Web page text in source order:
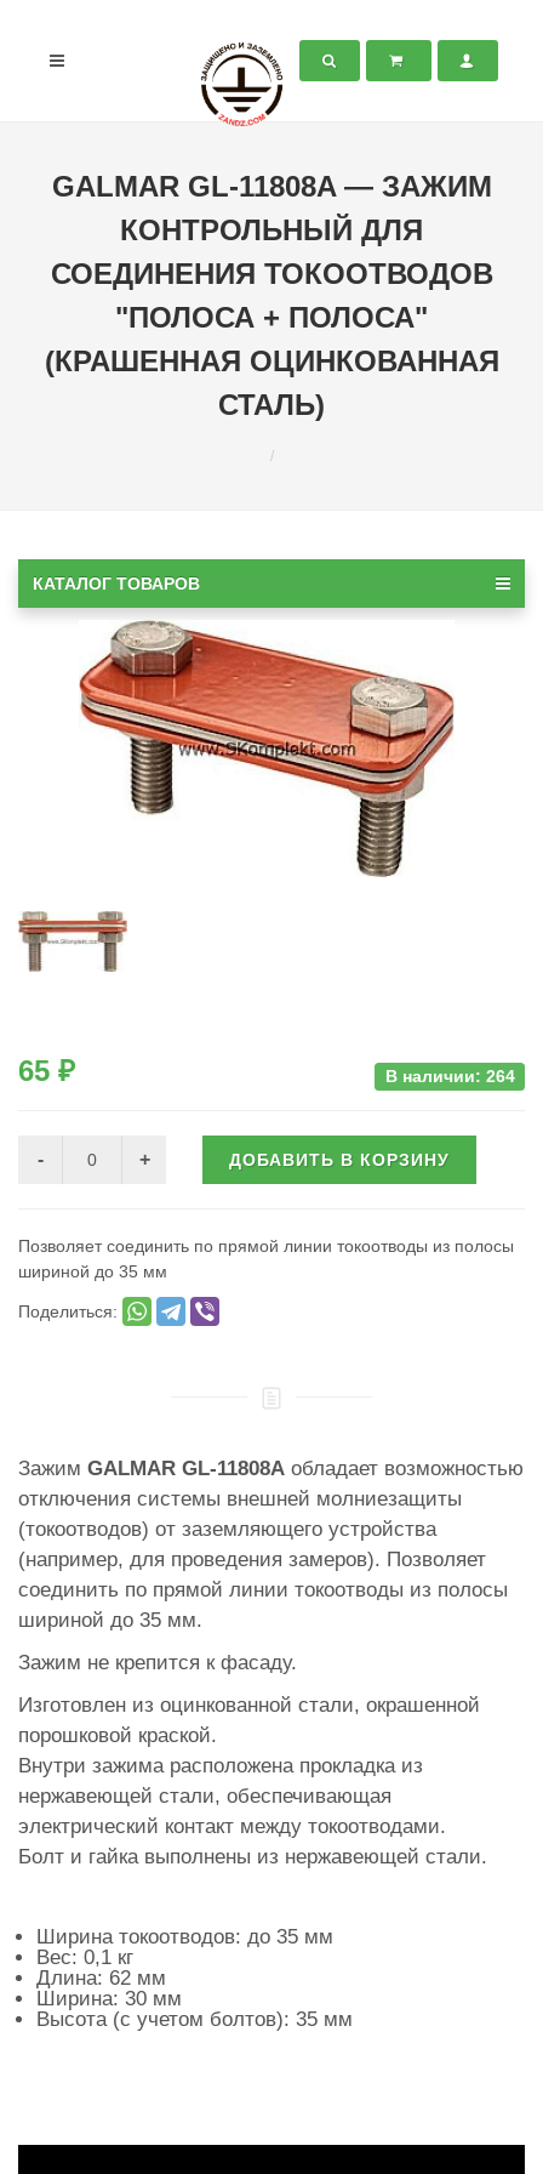
GALMAR GL-11808A — ЗАЖИМ
КОНТРОЛЬНЫЙ ДЛЯ
СОЕДИНЕНИЯ ТОКООТВОДОВ
"ПОЛОСА + ПОЛОСА"
(КРАШЕННАЯ ОЦИНКОВАННАЯ
СТАЛЬ)
КАТАЛОГ ТОВАРОВ
65 ₽ В наличии: 264
ДОБАВИТЬ В КОРЗИНУ
Позволяет соединить по прямой линии токоотводы из полосы
шириной до 35 мм
Поделиться:
Зажим GALMAR GL-11808A обладает возможностью
отключения системы внешней молниезащиты
(токоотводов) от заземляющего устройства
(например, для проведения замеров). Позволяет
соединить по прямой линии токоотводы из полосы
шириной до 35 мм.
Зажим не крепится к фасаду.
Изготовлен из оцинкованной стали, окрашенной
порошковой краской.
Внутри зажима расположена прокладка из
нержавеющей стали, обеспечивающая
электрический контакт между токоотводами.
Болт и гайка выполнены из нержавеющей стали.
Ширина токоотводов: до 35 мм
Вес: 0,1 кг
Длина: 62 мм
Ширина: 30 мм
Высота (с учетом болтов): 35 мм